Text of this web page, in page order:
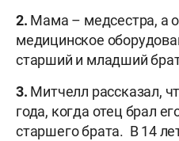
2. Мама – медсестра, а
медицинское
старший и младший
3. Митчелл рассказал,
года, когда отец брал
старшего брата. В 14